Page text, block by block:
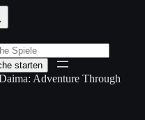
starten